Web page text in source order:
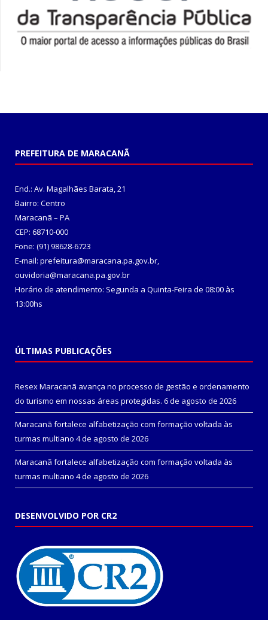
PREFEITURA DE MARACANÃ
End.: Av. Magalhães Barata, 21
Bairro: Centro
Maracanã – PA
CEP: 68710-000
Fone: (91) 98628-6723
E-mail: prefeitura@maracana.pa.gov.br,
ouvidoria@maracana.pa.gov.br
Horário de atendimento: Segunda a Quinta-Feira de 08:00 às
13:00hs
ÚLTIMAS PUBLICAÇÕES
Resex Maracanã avança no processo de gestão e ordenamento
do turismo em nossas áreas protegidas. 6 de agosto de 2026
Maracanã fortalece alfabetização com formação voltada às
turmas multiano 4 de agosto de 2026
Maracanã fortalece alfabetização com formação voltada às
turmas multiano 4 de agosto de 2026
DESENVOLVIDO POR CR2